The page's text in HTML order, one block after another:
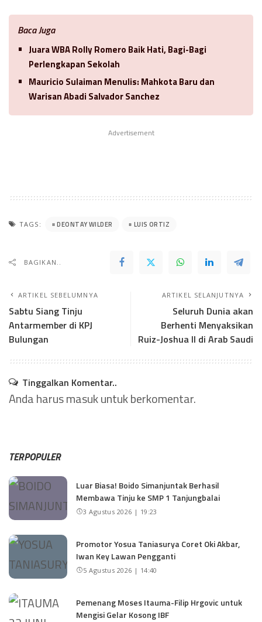
Baca Juga
Juara WBA Rolly Romero Baik Hati, Bagi-Bagi
Perlengkapan Sekolah
Mauricio Sulaiman Menulis: Mahkota Baru dan
Warisan Abadi Salvador Sanchez
Advertisement
TAGS: DEONTAY WILDER LUIS ORTIZ
BAGIKAN..
ARTIKEL SEBELUMNYA
Sabtu Siang Tinju
Antarmember di KPJ
Bulungan
ARTIKEL SELANJUTNYA
Seluruh Dunia akan
Berhenti Menyaksikan
Ruiz-Joshua II di Arab Saudi
Tinggalkan Komentar..
Anda harusmasukuntuk berkomentar.
TERPOPULER
Luar Biasa! Boido Simanjuntak Berhasil
Membawa Tinju ke SMP 1 Tanjungbalai
3 Agustus 2026 | 19:23
Promotor Yosua Taniasurya Coret Oki Akbar,
Iwan Key Lawan Pengganti
5 Agustus 2026 | 14:40
Pemenang Moses Itauma-Filip Hrgovic untuk
Mengisi Gelar Kosong IBF